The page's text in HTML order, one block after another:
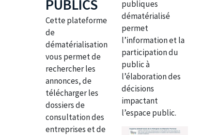
PUBLICS
Cette plateforme
de
dématérialisation
vous permet de
rechercher les
annonces, de
télécharger les
dossiers de
consultation des
entreprises et de
publiques
dématérialisé
permet
l’information et la
participation du
public à
l’élaboration des
décisions
impactant
l’espace public.